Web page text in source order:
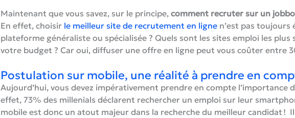
Maintenant que vous savez, sur le principe,comment recruter sur un
En effet, choisir le meilleur site de recrutement en ligne n’est pas toujours
plateforme généraliste ou spécialisée ? Quels sont les sites emploi les
votre budget ? Car oui, diffuser une offre en ligne peut vous coûter entre
Postulation sur mobile, une réalité à prendre en
Aujourd’hui, vous devez impérativement prendre en compte l’importance
effet, 73% des millenials déclarent rechercher un emploi sur leur
mobile est donc un atout majeur dans la recherche du meilleur candidat ! Il